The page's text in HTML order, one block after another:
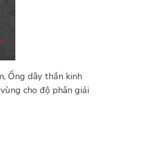
Ống dây thần kinh
cho độ phân giải